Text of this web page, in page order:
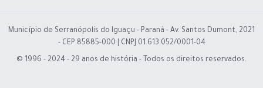
Município de Serranópolis do Iguaçu - Paraná - Av. Santos Dumont, 2021
- CEP 85885-000 | CNPJ 01.613.052/0001-04
© 1996 - 2024 - 29 anos de história - Todos os direitos reservados.